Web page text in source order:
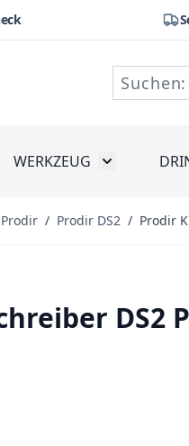
submenu for
WERKZEUG Toggle
Prodir / Prodir DS2 / Prodir
DS2